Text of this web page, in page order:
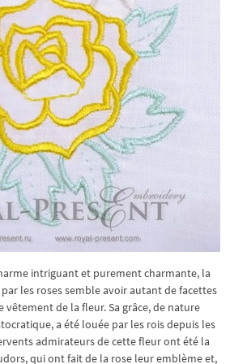
intriguant et purement charmante, la
les roses semble avoir autant de facettes
vêtement de la fleur. Sa grâce, de nature
a été louée par les rois depuis les
admirateurs de cette fleur ont été la
qui ont fait de la rose leur emblème et,